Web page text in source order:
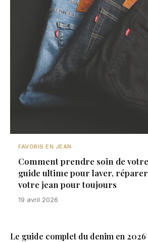
FAVORIS EN JEAN
Comment prendre soin de
guide ultime pour laver,
votre jean pour toujours
19 avril 2026
Le guide complet du denim en